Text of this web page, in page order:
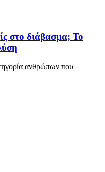
στο διάβασμα; Το
ανθρώπων που